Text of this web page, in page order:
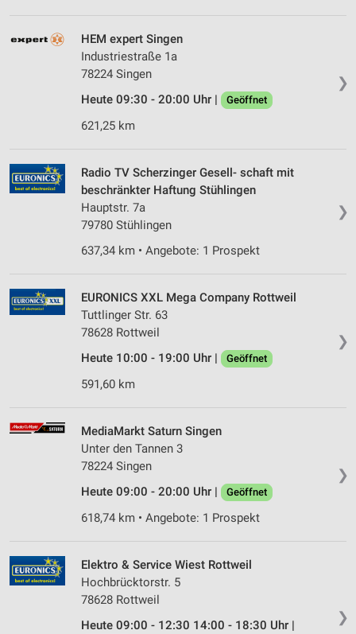
❯
HEM expert Singen
Industriestraße 1a
78224 Singen
Heute 09:30 - 20:00 Uhr |
Geöffnet
621,25 km
❯
Radio TV Scherzinger Gesell- schaft mit
beschränkter Haftung Stühlingen
Hauptstr. 7a
79780 Stühlingen
637,34 km • Angebote: 1 Prospekt
❯
EURONICS XXL Mega Company Rottweil
Tuttlinger Str. 63
78628 Rottweil
Heute 10:00 - 19:00 Uhr |
Geöffnet
591,60 km
❯
MediaMarkt Saturn Singen
Unter den Tannen 3
78224 Singen
Heute 09:00 - 20:00 Uhr |
Geöffnet
618,74 km • Angebote: 1 Prospekt
❯
Elektro & Service Wiest Rottweil
Hochbrücktorstr. 5
78628 Rottweil
Heute 09:00 - 12:30 14:00 - 18:30 Uhr |